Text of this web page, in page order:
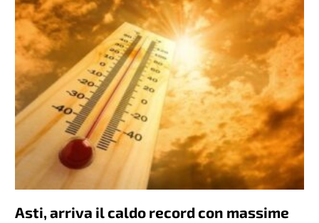
Asti, arriva il caldo record con massime